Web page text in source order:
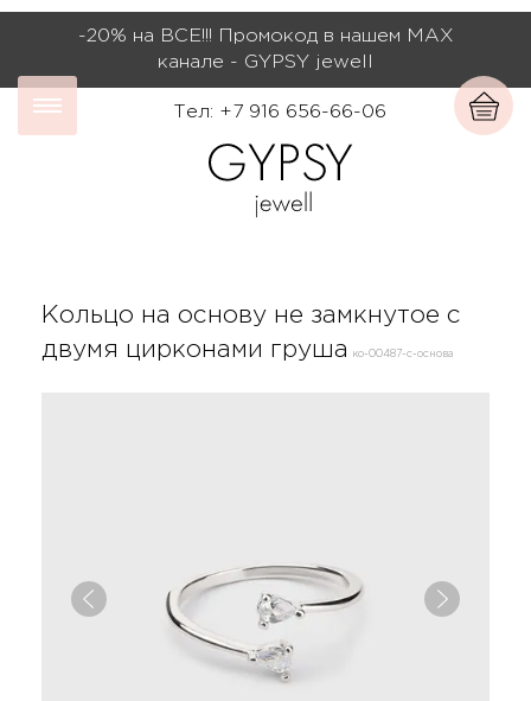
-20% на ВСЕ!!! Промокод в нашем МАХ
канале - GYPSY jewell
Тел: +7 916 656-66-06
Кольцо на основу не замкнутое с
двумя цирконами груша
ко-00487-с-основа